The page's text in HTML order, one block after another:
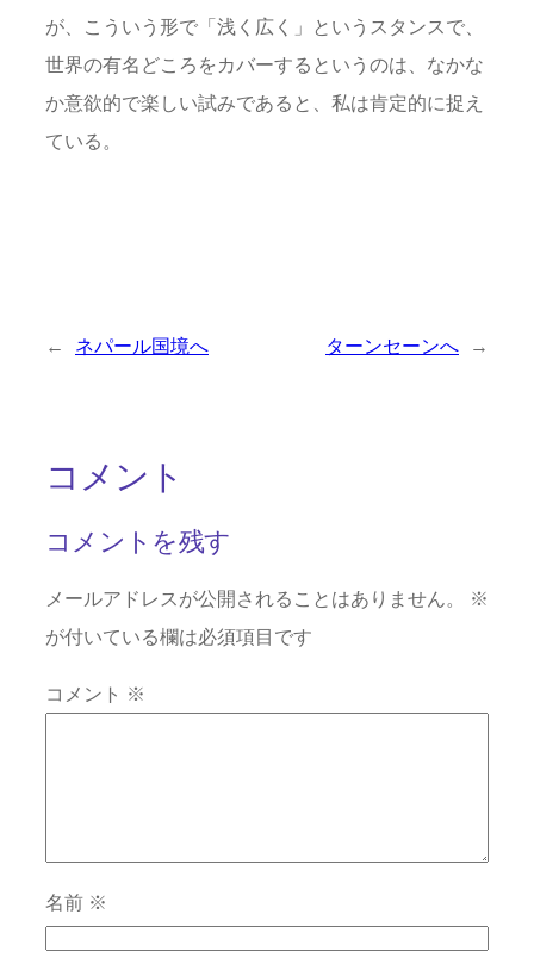
が、こういう形で「浅く広く」というスタンスで、
世界の有名どころをカバーするというのは、なかな
か意欲的で楽しい試みであると、私は肯定的に捉え
ている。
← ネパール国境へ ターンセーンへ →
コメント
コメントを残す
メールアドレスが公開されることはありません。
※
が付いている欄は必須項目です
コメント ※
名前 ※